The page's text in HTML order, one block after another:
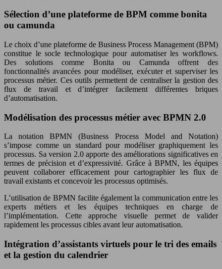
Sélection d’une plateforme de BPM comme bonita
ou camunda
Le choix d’une plateforme de Business Process Management (BPM)
constitue le socle technologique pour automatiser les workflows.
Des solutions comme Bonita ou Camunda offrent des
fonctionnalités avancées pour modéliser, exécuter et superviser les
processus métier. Ces outils permettent de centraliser la gestion des
flux de travail et d’intégrer facilement différentes briques
d’automatisation.
Modélisation des processus métier avec BPMN 2.0
La notation BPMN (Business Process Model and Notation)
s’impose comme un standard pour modéliser graphiquement les
processus. Sa version 2.0 apporte des améliorations significatives en
termes de précision et d’expressivité. Grâce à BPMN, les équipes
peuvent collaborer efficacement pour cartographier les flux de
travail existants et concevoir les processus optimisés.
L’utilisation de BPMN facilite également la communication entre les
experts métiers et les équipes techniques en charge de
l’implémentation. Cette approche visuelle permet de valider
rapidement les processus cibles avant leur automatisation.
Intégration d’assistants virtuels pour le tri des emails
et la gestion du calendrier